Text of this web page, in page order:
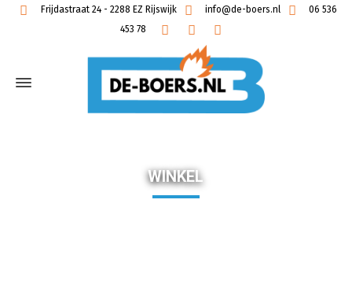
Frijdastraat 24 - 2288 EZ Rijswijk info@de-boers.nl
06 536
453 78
WINKEL